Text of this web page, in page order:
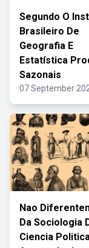
Segundo O
Brasileiro De
Geografia E
Estatística
Sazonais
07 September
Nao
Da Sociologia
Ciencia